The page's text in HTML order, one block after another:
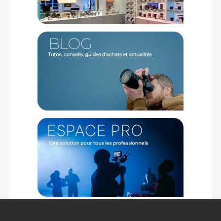
prise en main, couplé à un poids contenu d'environ 1840
grammes, soulage considérablement vos bras lors des longs
affûts en pleine nature. La réactivité est poussée à son
maximum par quatre moteurs linéaires XD qui triplent la
vitesse de mise au point par rapport à la génération
précédente, garantissant un verrouillage instantané sur les
sujets les plus erratiques, même lors de rafales extrêmes à
120 images par seconde avec un boîtier compatible.
Une ergonomie tactile et sécurisante sous vos doigts
L'innovation se poursuit avec l'ajout d'une bague de fonction
assignable qui métamorphose votre flux de travail, vous
permettant d'un simple geste de basculer en mode
recadrage APS-C pour étendre votre allonge virtuelle ou de
réaliser des transitions de point fluides en vidéo via la
fonction Power Focus. Le commutateur de la bague de zoom
vous offre la liberté de choisir entre une fluidité absolue pour
suivre un oiseau en plein vol, ou une friction ferme pour
sécuriser un cadrage méticuleux.
Caractéristiques de l'objectif Sony FE 100-400mm F4.5